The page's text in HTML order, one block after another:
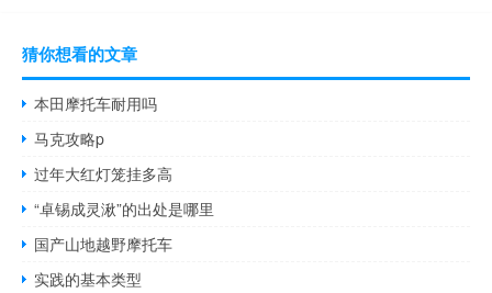
猜你想看的文章
本田摩托车耐用吗
马克攻略p
过年大红灯笼挂多高
“卓锡成灵湫”的出处是哪里
国产山地越野摩托车
实践的基本类型